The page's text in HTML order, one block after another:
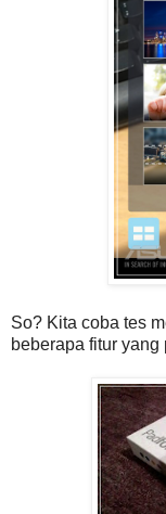
So? Kita coba tes
beberapa fitur